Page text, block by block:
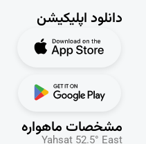
دانلود اپلیکیشن
مشخصات ماهواره
Yahsat 52.5° East